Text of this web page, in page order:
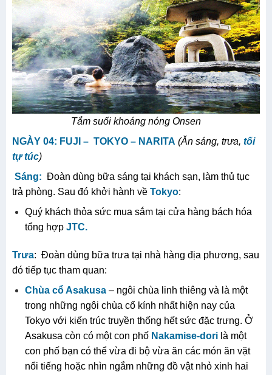
Tắm suối khoáng nóng Onsen
NGÀY 04: FUJI – TOKYO – NARITA (Ăn sáng, trưa, tối
tự túc)
Sáng: Đoàn dùng bữa sáng tại khách sạn, làm thủ tục
trả phòng. Sau đó khởi hành về Tokyo:
Quý khách thỏa sức mua sắm tại cửa hàng bách hóa
tổng hợpJTC.
Trưa: Đoàn dùng bữa trưa tại nhà hàng địa phương, sau
đó tiếp tục tham quan:
Chùa cổ Asakusa– ngôi chùa linh thiêng và là một
trong những ngôi chùa cổ kính nhất hiện nay của
Tokyo với kiến trúc truyền thống hết sức đặc trưng. Ở
Asakusa còn có một con phố Nakamise-dorilà một
con phố bạn có thể vừa đi bộ vừa ăn các món ăn vặt
nổi tiếng hoặc nhìn ngắm những đồ vật nhỏ xinh hai